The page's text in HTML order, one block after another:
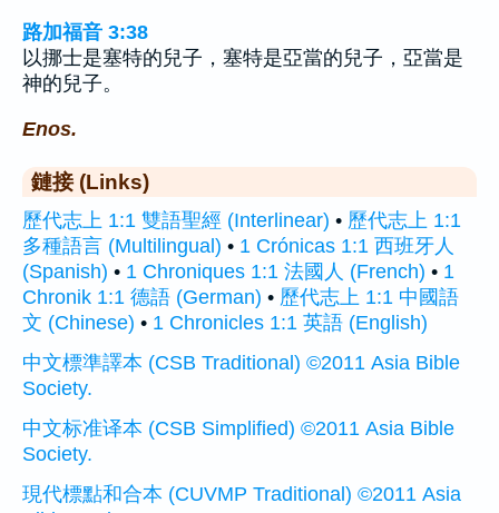
路加福音 3:38
以挪士是塞特的兒子，塞特是亞當的兒子，亞當是
神的兒子。
Enos.
鏈接 (Links)
歷代志上 1:1 雙語聖經 (Interlinear) • 歷代志上 1:1
多種語言 (Multilingual) • 1 Crónicas 1:1 西班牙人
(Spanish) • 1 Chroniques 1:1 法國人 (French) • 1
Chronik 1:1 德語 (German) • 歷代志上 1:1 中國語
文 (Chinese) • 1 Chronicles 1:1 英語 (English)
中文標準譯本 (CSB Traditional) ©2011 Asia Bible
Society.
中文标准译本 (CSB Simplified) ©2011 Asia Bible
Society.
現代標點和合本 (CUVMP Traditional) ©2011 Asia